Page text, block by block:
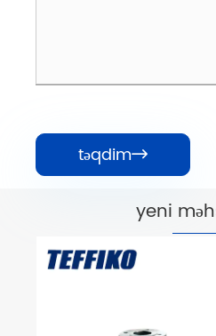
təqdim
yeni